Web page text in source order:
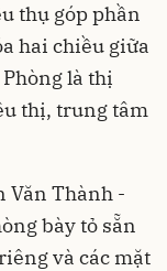
thụ góp phần
hai chiều giữa
là thị
thị, trung tâm
Văn Thành -
bày tỏ sẵn
và các mặt